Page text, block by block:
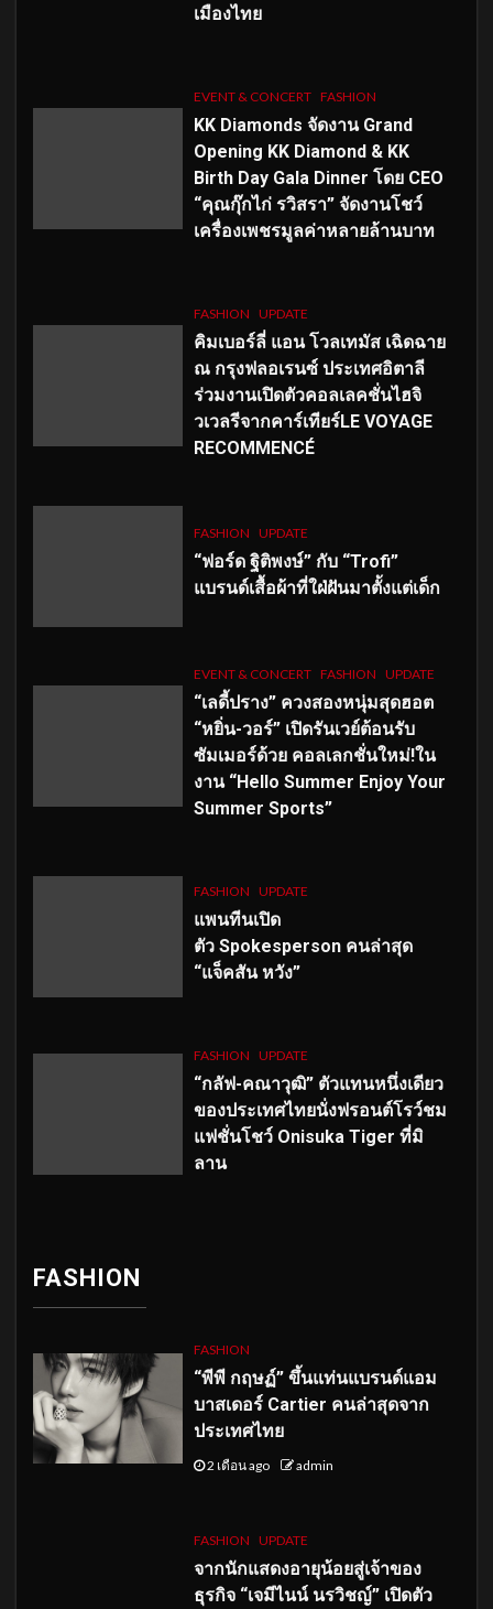
เมืองไทย
EVENT & CONCERT FASHION
KK Diamonds จัดงาน Grand
Opening KK Diamond & KK
Birth Day Gala Dinner โดย CEO
“คุณกุ๊กไก่ รวิสรา” จัดงานโชว์
เครื่องเพชรมูลค่าหลายล้านบาท
FASHION UPDATE
คิมเบอร์ลี่ แอน โวลเทมัส เฉิดฉาย
ณ กรุงฟลอเรนซ์ ประเทศอิตาลี
ร่วมงานเปิดตัวคอลเลคชั่นไฮจิ
วเวลรีจากคาร์เทียร์LE VOYAGE
RECOMMENCÉ
FASHION UPDATE
“ฟอร์ด ฐิติพงษ์” กับ “Trofi”
แบรนด์เสื้อผ้าที่ใฝ่ฝันมาตั้งแต่เด็ก
EVENT & CONCERT FASHION UPDATE
“เลดี้ปราง” ควงสองหนุ่มสุดฮอต
“หยิ่น-วอร์” เปิดรันเวย์ต้อนรับ
ซัมเมอร์ด้วย คอลเลกชั่นใหม่!ใน
งาน “Hello Summer Enjoy Your
Summer Sports”
FASHION UPDATE
แพนทีนเปิด
ตัว Spokesperson คนล่าสุด
“แจ็คสัน หวัง”
FASHION UPDATE
“กลัฟ-คณาวุฒิ” ตัวแทนหนึ่งเดียว
ของประเทศไทยนั่งฟรอนต์โรว์ชม
แฟชั่นโชว์ Onisuka Tiger ที่มิ
ลาน
FASHION
FASHION
“พีพี กฤษฏ์” ขึ้นแท่นแบรนด์แอม
บาสเดอร์ Cartier คนล่าสุดจาก
ประเทศไทย
2 เดือน ago admin
FASHION UPDATE
จากนักแสดงอายุน้อยสู่เจ้าของ
ธุรกิจ “เจมีไนน์ นรวิชญ์” เปิดตัว